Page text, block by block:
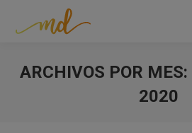
ARCHIVOS POR MES:
2020